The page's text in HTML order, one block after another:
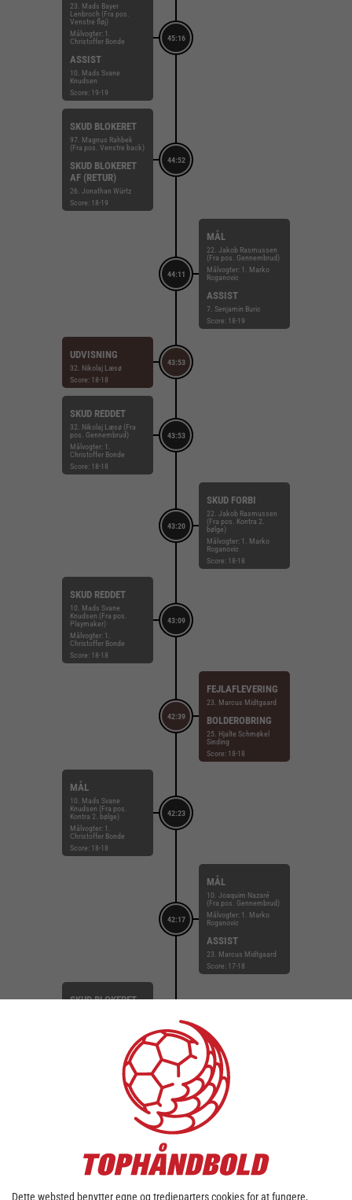
45:16
23. Mads Bayer
Lenbroch (Fra pos.
Venstre fløj)
Målvogter: 1.
Christoffer Bonde
ASSIST
10. Mads Svane
Knudsen
Score: 19-19
44:52
SKUD BLOKERET
97. Magnus Rahbek
(Fra pos. Venstre back)
SKUD BLOKERET
AF (RETUR)
26. Jonathan Würtz
Score: 18-19
44:11
MÅL
22. Jakob Rasmussen
(Fra pos. Gennembrud)
Målvogter: 1. Marko
Roganovic
ASSIST
7. Senjamin Buric
Score: 18-19
43:53
UDVISNING
32. Nikolaj Læsø
Score: 18-18
43:53
SKUD REDDET
32. Nikolaj Læsø (Fra
pos. Gennembrud)
Målvogter: 1.
Christoffer Bonde
Score: 18-18
43:20
SKUD FORBI
22. Jakob Rasmussen
(Fra pos. Kontra 2.
bølge)
Målvogter: 1. Marko
Roganovic
Score: 18-18
43:09
SKUD REDDET
10. Mads Svane
Knudsen (Fra pos.
Playmaker)
Målvogter: 1.
Christoffer Bonde
Score: 18-18
42:39
FEJLAFLEVERING
23. Marcus Midtgaard
BOLDEROBRING
25. Hjalte Schmøkel
Sinding
Score: 18-18
42:23
MÅL
10. Mads Svane
Knudsen (Fra pos.
Kontra 2. bølge)
Målvogter: 1.
Christoffer Bonde
Score: 18-18
42:17
MÅL
10. Joaquim Nazaré
(Fra pos. Gennembrud)
Målvogter: 1. Marko
Roganovic
ASSIST
23. Marcus Midtgaard
Score: 17-18
41:49
SKUD BLOKERET
SKUD BLOKERET
26. Jonathan Würtz
40:37
REGELFEJL
22. Jakob Rasmussen
40:16
SKUD REDDET
Dette websted benytter egne og tredjeparters cookies for at fungere,